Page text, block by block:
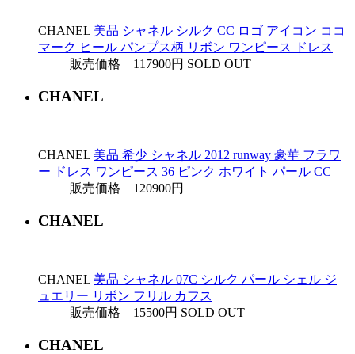
CHANEL 美品 シャネル シルク CC ロゴ アイコン ココ
マーク ヒール パンプス柄 リボン ワンピース ドレス
販売価格 117900円 SOLD OUT
CHANEL
CHANEL 美品 希少 シャネル 2012 runway 豪華 フラワ
ー ドレス ワンピース 36 ピンク ホワイト パール CC
販売価格 120900円
CHANEL
CHANEL 美品 シャネル 07C シルク パール シェル ジ
ュエリー リボン フリル カフス
販売価格 15500円 SOLD OUT
CHANEL